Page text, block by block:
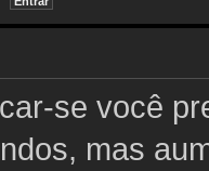
se você
mas